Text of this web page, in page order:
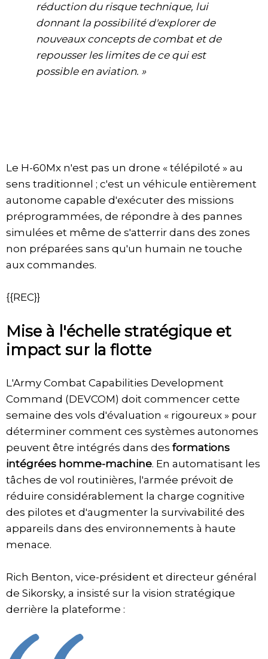
réduction du risque technique, lui
donnant la possibilité d'explorer de
nouveaux concepts de combat et de
repousser les limites de ce qui est
possible en aviation. »
Le H-60Mx n'est pas un drone « télépiloté » au
sens traditionnel ; c'est un véhicule entièrement
autonome capable d'exécuter des missions
préprogrammées, de répondre à des pannes
simulées et même de s'atterrir dans des zones
non préparées sans qu'un humain ne touche
aux commandes.
{{REC}}
Mise à l'échelle stratégique et
impact sur la flotte
L'Army Combat Capabilities Development
Command (DEVCOM) doit commencer cette
semaine des vols d'évaluation « rigoureux » pour
déterminer comment ces systèmes autonomes
peuvent être intégrés dans des formations
intégrées homme-machine. En automatisant les
tâches de vol routinières, l'armée prévoit de
réduire considérablement la charge cognitive
des pilotes et d'augmenter la survivabilité des
appareils dans des environnements à haute
menace.
Rich Benton, vice-président et directeur général
de Sikorsky, a insisté sur la vision stratégique
derrière la plateforme :